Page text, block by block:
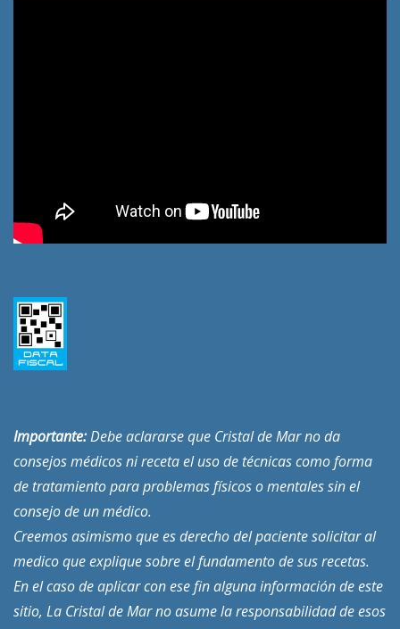
Importante:Debe aclararse que Cristal de Mar no da
consejos médicos ni receta el uso de técnicas como forma
de tratamiento para problemas físicos o mentales sin el
consejo de un médico.
Creemos asimismo que es derecho del paciente solicitar al
medico que explique sobre el fundamento de sus recetas.
En el caso de aplicar con ese fin alguna información de este
sitio, La Cristal de Mar no asume la responsabilidad de esos